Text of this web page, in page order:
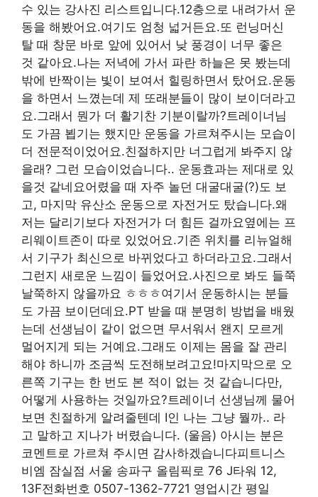
수 있는 강사진 리스트입니다.12층으로 내려가서 운
동을 해봤어요.여기도 엄청 넓거든요.또 런닝머신
탈 때 창문 바로 앞에 있어서 낮 풍경이 너무 좋은
것 같아요.나는 저녁에 가서 파란 하늘은 못 봤는데
밖에 반짝이는 빛이 보여서 힐링하면서 탔어요.운동
을 하면서 느꼈는데 제 또래분들이 많이 보이더라고
요.그래서 뭔가 더 활기찬 기분이랄까?트레이너님
도 가끔 뵙기는 했지만 운동을 가르쳐주시는 모습이
더 전문적이었어요.친절하지만 너그럽게 봐주지 않
을래? 그런 모습이었습니다.. 운동효과는 제대로 있
을것 같네요어렸을 때 자주 놀던 대굴대굴(?)도 보
고, 마지막 유산소 운동으로 자전거도 탔습니다.왜
저는 달리기보다 자전거가 더 힘든 걸까요옆에는 프
리웨이트존이 따로 있었어요.기존 위치를 리뉴얼해
서 기구가 최신으로 바뀌었다고 하더라고요.그래서
그런지 새로운 느낌이 들었어요.사진으로 봐도 들쭉
날쭉하지 않을까요 ㅎㅎㅎ여기서 운동하시는 분들
도 가끔 보이던데요.PT 받을 때 분명히 방법을 배웠
는데 선생님이 같이 없으면 무서워서 왠지 모르게
멀어지게 되는 거예요.그래도 이제는 몸을 잘 관리
해야 하니까 조금씩 도전해보려고요!마지막으로 오
른쪽 기구는 한 번도 본 적이 없는 것 같습니다만,
어떻게 사용하는 것일까요?트레이너 선생님께 물어
보면 친절하게 알려줄텐데 I인 나는 그냥 뭘까.. 라
고 말하고 지나가 버렸습니다. (울음) 아시는 분은
코멘트로 가르쳐 주시면 감사하겠습니다피트니스
비엠 잠실점 서울 송파구 올림픽로 76 J타워 12,
13F전화번호 0507-1362-7721 영업시간 평일